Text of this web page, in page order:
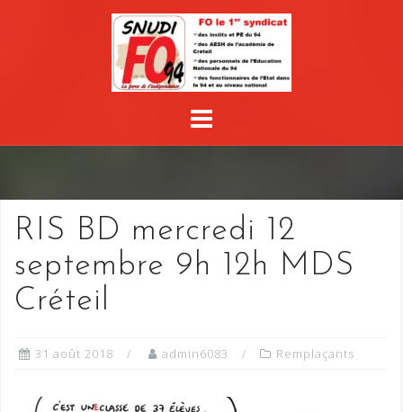
RIS BD mercredi 12
septembre 9h 12h MDS
Créteil
31 août 2018 admin6083 Remplaçants